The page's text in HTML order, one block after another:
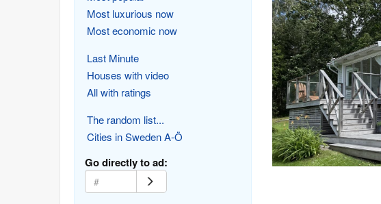
Most luxurious now
Most economic now
Last Minute
Houses with video
All with ratings
The random list...
Cities in Sweden A-Ö
Go directly to ad: